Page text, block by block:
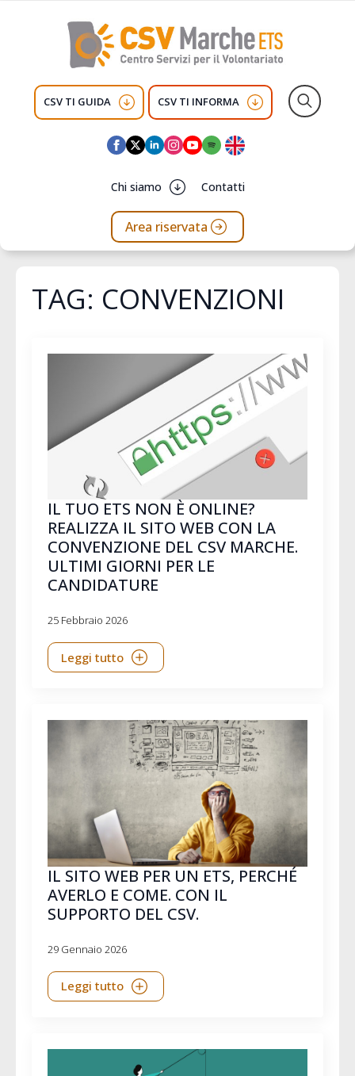
CSV TI GUIDA CSV TI INFORMA
Chi siamo Contatti
Area riservata
TAG: CONVENZIONI
IL TUO ETS NON È ONLINE?
REALIZZA IL SITO WEB CON LA
CONVENZIONE DEL CSV MARCHE.
ULTIMI GIORNI PER LE
CANDIDATURE
25 Febbraio 2026
Leggi tutto
IL SITO WEB PER UN ETS, PERCHÉ
AVERLO E COME. CON IL
SUPPORTO DEL CSV.
29 Gennaio 2026
Leggi tutto